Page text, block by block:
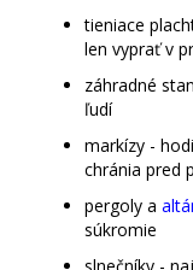
tieniace
len vyprať v
záhradné
ľudí
markízy -
chránia pred
pergoly a
súkromie
slnečníky -